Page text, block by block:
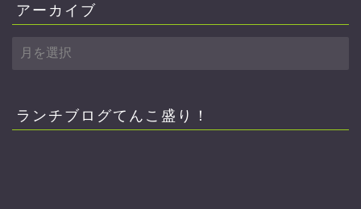
アーカイブ
ー
ブ
ランチブログてんこ盛り！